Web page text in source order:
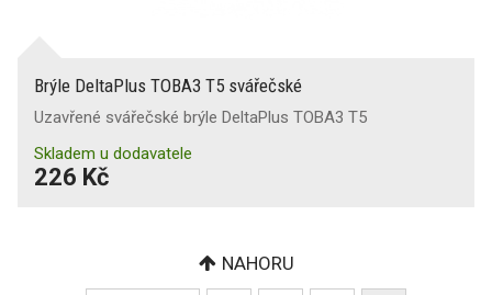
Brýle DeltaPlus TOBA3 T5 svářečské
Uzavřené svářečské brýle DeltaPlus TOBA3 T5
Skladem u dodavatele
226 Kč
NAHORU